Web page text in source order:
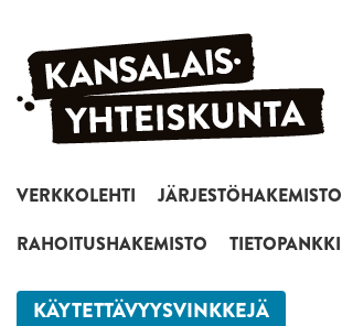
Siirry sisältöön
VERKKOLEHTI
JÄRJESTÖHAKEMISTO
RAHOITUSHAKEMISTO
TIETOPANKKI
KÄYTETTÄVYYSVINKKEJÄ